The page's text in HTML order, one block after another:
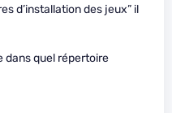
d’installation des jeux” il
dans quel répertoire